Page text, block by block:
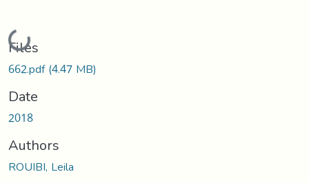
Loading...
Files
662.pdf(4.47 MB)
Date
2018
Authors
ROUIBI, Leila